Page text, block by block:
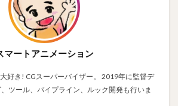
マートアニメーション
好き! CGスーパーバイザー。 2019年に監督デ
ツール、パイプライン、ルック開発も行いま